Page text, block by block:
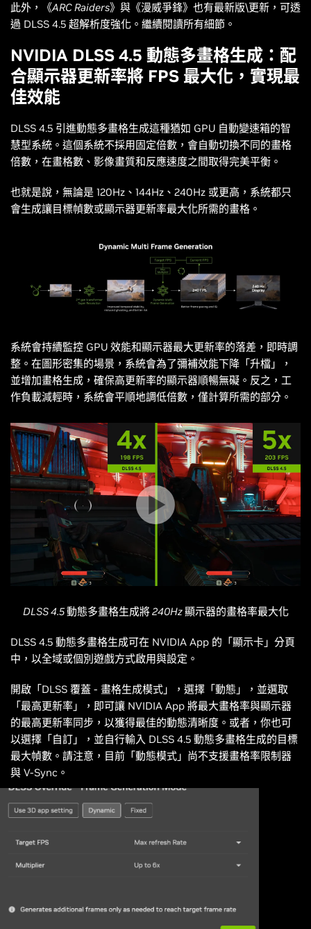
此外，《ARC Raiders》與《漫威爭鋒》也有最新版\更新，可透
過 DLSS 4.5 超解析度強化。繼續閱讀所有細節。
NVIDIA DLSS 4.5 動態多畫格生成：配
合顯示器更新率將 FPS 最大化，實現最
佳效能
DLSS 4.5 引進動態多畫格生成這種猶如 GPU 自動變速箱的智
慧型系統。這個系統不採用固定倍數，會自動切換不同的畫格
倍數，在畫格數、影像畫質和反應速度之間取得完美平衡。
也就是說，無論是 120Hz、144Hz、240Hz 或更高，系統都只
會生成讓目標幀數或顯示器更新率最大化所需的畫格。
系統會持續監控 GPU 效能和顯示器最大更新率的落差，即時調
整。在圖形密集的場景，系統會為了彌補效能下降「升檔」，
並增加畫格生成，確保高更新率的顯示器順暢無礙。反之，工
作負載減輕時，系統會平順地調低倍數，僅計算所需的部分。
DLSS 4.5 動態多畫格生成將 240Hz 顯示器的畫格率最大化
DLSS 4.5 動態多畫格生成可在 NVIDIA App 的「顯示卡」分頁
中，以全域或個別遊戲方式啟用與設定。
開啟「DLSS 覆蓋 - 畫格生成模式」，選擇「動態」，並選取
「最高更新率」，即可讓 NVIDIA App 將最大畫格率與顯示器
的最高更新率同步，以獲得最佳的動態清晰度。或者，你也可
以選擇「自訂」，並自行輸入 DLSS 4.5 動態多畫格生成的目標
最大幀數。請注意，目前「動態模式」尚不支援畫格率限制器
與 V-Sync。